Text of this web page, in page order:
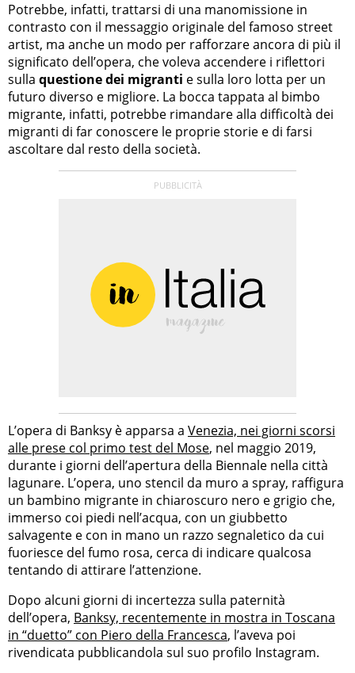
Potrebbe, infatti, trattarsi di una manomissione in
contrasto con il messaggio originale del famoso street
artist, ma anche un modo per rafforzare ancora di più il
significato dell’opera, che voleva accendere i riflettori
sulla questione dei migranti e sulla loro lotta per un
futuro diverso e migliore. La bocca tappata al bimbo
migrante, infatti, potrebbe rimandare alla difficoltà dei
migranti di far conoscere le proprie storie e di farsi
ascoltare dal resto della società.
L’opera di Banksy è apparsa a Venezia, nei giorni scorsi
alle prese col primo test del Mose, nel maggio 2019,
durante i giorni dell’apertura della Biennale nella città
lagunare. L’opera, uno stencil da muro a spray, raffigura
un bambino migrante in chiaroscuro nero e grigio che,
immerso coi piedi nell’acqua, con un giubbetto
salvagente e con in mano un razzo segnaletico da cui
fuoriesce del fumo rosa, cerca di indicare qualcosa
tentando di attirare l’attenzione.
Dopo alcuni giorni di incertezza sulla paternità
dell’opera, Banksy, recentemente in mostra in Toscana
in “duetto” con Piero della Francesca, l’aveva poi
rivendicata pubblicandola sul suo profilo Instagram.